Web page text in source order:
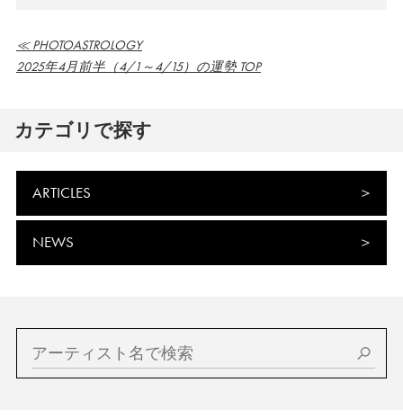
≪ PHOTOASTROLOGY
2025年4月前半（4/1～4/15）の運勢 TOP
カテゴリで探す
ARTICLES
NEWS